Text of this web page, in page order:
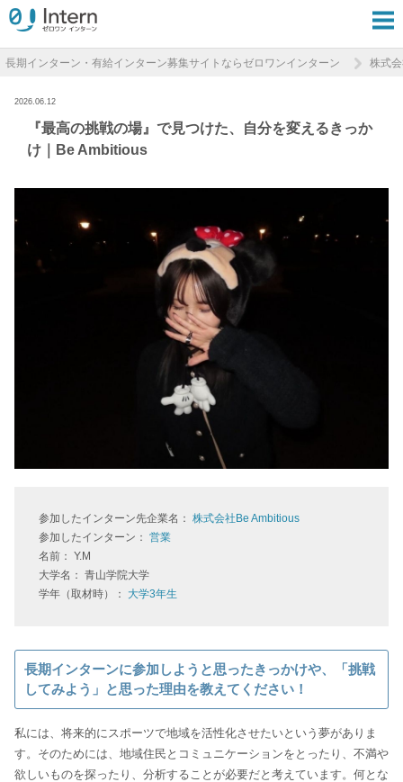
長期インターン・有給インターン募集サイトならゼロワンインターン 株式
2026.06.12
『最高の挑戦の場』で見つけた、自分を変えるきっか
け｜Be Ambitious
参加したインターン先企業名： 株式会社Be Ambitious
参加したインターン： 営業
名前： Y.M
大学名： 青山学院大学
学年（取材時）： 大学3年生
長期インターンに参加しようと思ったきっかけや、「挑戦
してみよう」と思った理由を教えてください！
私には、将来的にスポーツで地域を活性化させたいという夢がありま
す。そのためには、地域住民とコミュニケーションをとったり、不満や
欲しいものを探ったり、分析することが必要だと考えています。何とな